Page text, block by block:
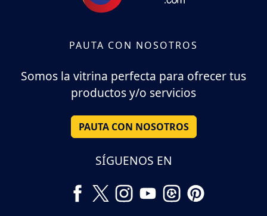
PAUTA CON NOSOTROS
Somos la vitrina perfecta para ofrecer tus
productos y/o servicios
PAUTA CON NOSOTROS
SÍGUENOS EN